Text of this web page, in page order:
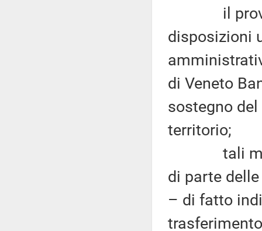
il
disposizioni
di Veneto
sostegno
territorio;
tali
di parte
– di fatto